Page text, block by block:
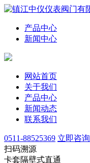
产品中心
新闻中心
网站首页
关于我们
产品中心
新闻动态
联系我们
0511-88525369 立即咨询
扫码溯源
卡套隔壁式直通